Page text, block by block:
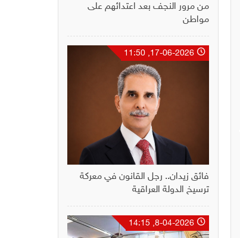
من مرور النجف بعد اعتدائهم على
مواطن
فائق زيدان.. رجل القانون في معركة
ترسيخ الدولة العراقية